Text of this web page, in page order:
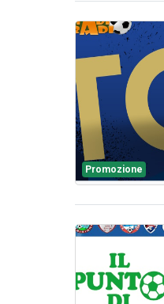
Promozione